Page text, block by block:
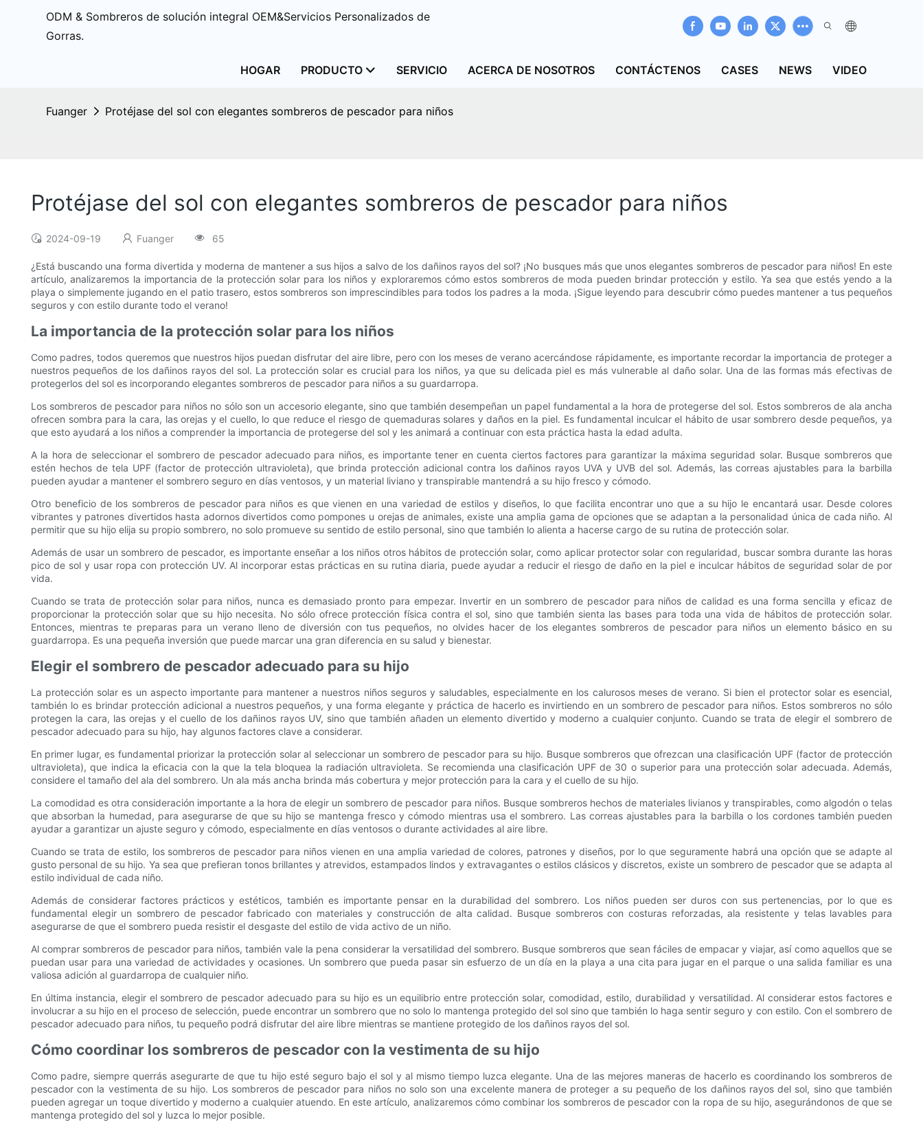
ODM & Sombreros de solución integral OEM&Servicios Personalizados de
Gorras.
HOGAR PRODUCTO SERVICIO ACERCA DE NOSOTROS CONTÁCTENOS CASES NEWS VIDEO
Fuanger Protéjase del sol con elegantes sombreros de pescador para niños
Protéjase del sol con elegantes sombreros de pescador para niños
2024-09-19 Fuanger 65
¿Está buscando una forma divertida y moderna de mantener a sus hijos a salvo de los dañinos rayos del sol? ¡No busques más que unos elegantes sombreros de pescador para niños! En este
artículo, analizaremos la importancia de la protección solar para los niños y exploraremos cómo estos sombreros de moda pueden brindar protección y estilo. Ya sea que estés yendo a la
playa o simplemente jugando en el patio trasero, estos sombreros son imprescindibles para todos los padres a la moda. ¡Sigue leyendo para descubrir cómo puedes mantener a tus pequeños
seguros y con estilo durante todo el verano!
La importancia de la protección solar para los niños
Como padres, todos queremos que nuestros hijos puedan disfrutar del aire libre, pero con los meses de verano acercándose rápidamente, es importante recordar la importancia de proteger a
nuestros pequeños de los dañinos rayos del sol. La protección solar es crucial para los niños, ya que su delicada piel es más vulnerable al daño solar. Una de las formas más efectivas de
protegerlos del sol es incorporando elegantes sombreros de pescador para niños a su guardarropa.
Los sombreros de pescador para niños no sólo son un accesorio elegante, sino que también desempeñan un papel fundamental a la hora de protegerse del sol. Estos sombreros de ala ancha
ofrecen sombra para la cara, las orejas y el cuello, lo que reduce el riesgo de quemaduras solares y daños en la piel. Es fundamental inculcar el hábito de usar sombrero desde pequeños, ya
que esto ayudará a los niños a comprender la importancia de protegerse del sol y les animará a continuar con esta práctica hasta la edad adulta.
A la hora de seleccionar el sombrero de pescador adecuado para niños, es importante tener en cuenta ciertos factores para garantizar la máxima seguridad solar. Busque sombreros que
estén hechos de tela UPF (factor de protección ultravioleta), que brinda protección adicional contra los dañinos rayos UVA y UVB del sol. Además, las correas ajustables para la barbilla
pueden ayudar a mantener el sombrero seguro en días ventosos, y un material liviano y transpirable mantendrá a su hijo fresco y cómodo.
Otro beneficio de los sombreros de pescador para niños es que vienen en una variedad de estilos y diseños, lo que facilita encontrar uno que a su hijo le encantará usar. Desde colores
vibrantes y patrones divertidos hasta adornos divertidos como pompones u orejas de animales, existe una amplia gama de opciones que se adaptan a la personalidad única de cada niño. Al
permitir que su hijo elija su propio sombrero, no solo promueve su sentido de estilo personal, sino que también lo alienta a hacerse cargo de su rutina de protección solar.
Además de usar un sombrero de pescador, es importante enseñar a los niños otros hábitos de protección solar, como aplicar protector solar con regularidad, buscar sombra durante las horas
pico de sol y usar ropa con protección UV. Al incorporar estas prácticas en su rutina diaria, puede ayudar a reducir el riesgo de daño en la piel e inculcar hábitos de seguridad solar de por
vida.
Cuando se trata de protección solar para niños, nunca es demasiado pronto para empezar. Invertir en un sombrero de pescador para niños de calidad es una forma sencilla y eficaz de
proporcionar la protección solar que su hijo necesita. No sólo ofrece protección física contra el sol, sino que también sienta las bases para toda una vida de hábitos de protección solar.
Entonces, mientras te preparas para un verano lleno de diversión con tus pequeños, no olvides hacer de los elegantes sombreros de pescador para niños un elemento básico en su
guardarropa. Es una pequeña inversión que puede marcar una gran diferencia en su salud y bienestar.
Elegir el sombrero de pescador adecuado para su hijo
La protección solar es un aspecto importante para mantener a nuestros niños seguros y saludables, especialmente en los calurosos meses de verano. Si bien el protector solar es esencial,
también lo es brindar protección adicional a nuestros pequeños, y una forma elegante y práctica de hacerlo es invirtiendo en un sombrero de pescador para niños. Estos sombreros no sólo
protegen la cara, las orejas y el cuello de los dañinos rayos UV, sino que también añaden un elemento divertido y moderno a cualquier conjunto. Cuando se trata de elegir el sombrero de
pescador adecuado para su hijo, hay algunos factores clave a considerar.
En primer lugar, es fundamental priorizar la protección solar al seleccionar un sombrero de pescador para su hijo. Busque sombreros que ofrezcan una clasificación UPF (factor de protección
ultravioleta), que indica la eficacia con la que la tela bloquea la radiación ultravioleta. Se recomienda una clasificación UPF de 30 o superior para una protección solar adecuada. Además,
considere el tamaño del ala del sombrero. Un ala más ancha brinda más cobertura y mejor protección para la cara y el cuello de su hijo.
La comodidad es otra consideración importante a la hora de elegir un sombrero de pescador para niños. Busque sombreros hechos de materiales livianos y transpirables, como algodón o telas
que absorban la humedad, para asegurarse de que su hijo se mantenga fresco y cómodo mientras usa el sombrero. Las correas ajustables para la barbilla o los cordones también pueden
ayudar a garantizar un ajuste seguro y cómodo, especialmente en días ventosos o durante actividades al aire libre.
Cuando se trata de estilo, los sombreros de pescador para niños vienen en una amplia variedad de colores, patrones y diseños, por lo que seguramente habrá una opción que se adapte al
gusto personal de su hijo. Ya sea que prefieran tonos brillantes y atrevidos, estampados lindos y extravagantes o estilos clásicos y discretos, existe un sombrero de pescador que se adapta al
estilo individual de cada niño.
Además de considerar factores prácticos y estéticos, también es importante pensar en la durabilidad del sombrero. Los niños pueden ser duros con sus pertenencias, por lo que es
fundamental elegir un sombrero de pescador fabricado con materiales y construcción de alta calidad. Busque sombreros con costuras reforzadas, ala resistente y telas lavables para
asegurarse de que el sombrero pueda resistir el desgaste del estilo de vida activo de un niño.
Al comprar sombreros de pescador para niños, también vale la pena considerar la versatilidad del sombrero. Busque sombreros que sean fáciles de empacar y viajar, así como aquellos que se
puedan usar para una variedad de actividades y ocasiones. Un sombrero que pueda pasar sin esfuerzo de un día en la playa a una cita para jugar en el parque o una salida familiar es una
valiosa adición al guardarropa de cualquier niño.
En última instancia, elegir el sombrero de pescador adecuado para su hijo es un equilibrio entre protección solar, comodidad, estilo, durabilidad y versatilidad. Al considerar estos factores e
involucrar a su hijo en el proceso de selección, puede encontrar un sombrero que no solo lo mantenga protegido del sol sino que también lo haga sentir seguro y con estilo. Con el sombrero de
pescador adecuado para niños, tu pequeño podrá disfrutar del aire libre mientras se mantiene protegido de los dañinos rayos del sol.
Cómo coordinar los sombreros de pescador con la vestimenta de su hijo
Como padre, siempre querrás asegurarte de que tu hijo esté seguro bajo el sol y al mismo tiempo luzca elegante. Una de las mejores maneras de hacerlo es coordinando los sombreros de
pescador con la vestimenta de su hijo. Los sombreros de pescador para niños no solo son una excelente manera de proteger a su pequeño de los dañinos rayos del sol, sino que también
pueden agregar un toque divertido y moderno a cualquier atuendo. En este artículo, analizaremos cómo combinar los sombreros de pescador con la ropa de su hijo, asegurándonos de que se
mantenga protegido del sol y luzca lo mejor posible.